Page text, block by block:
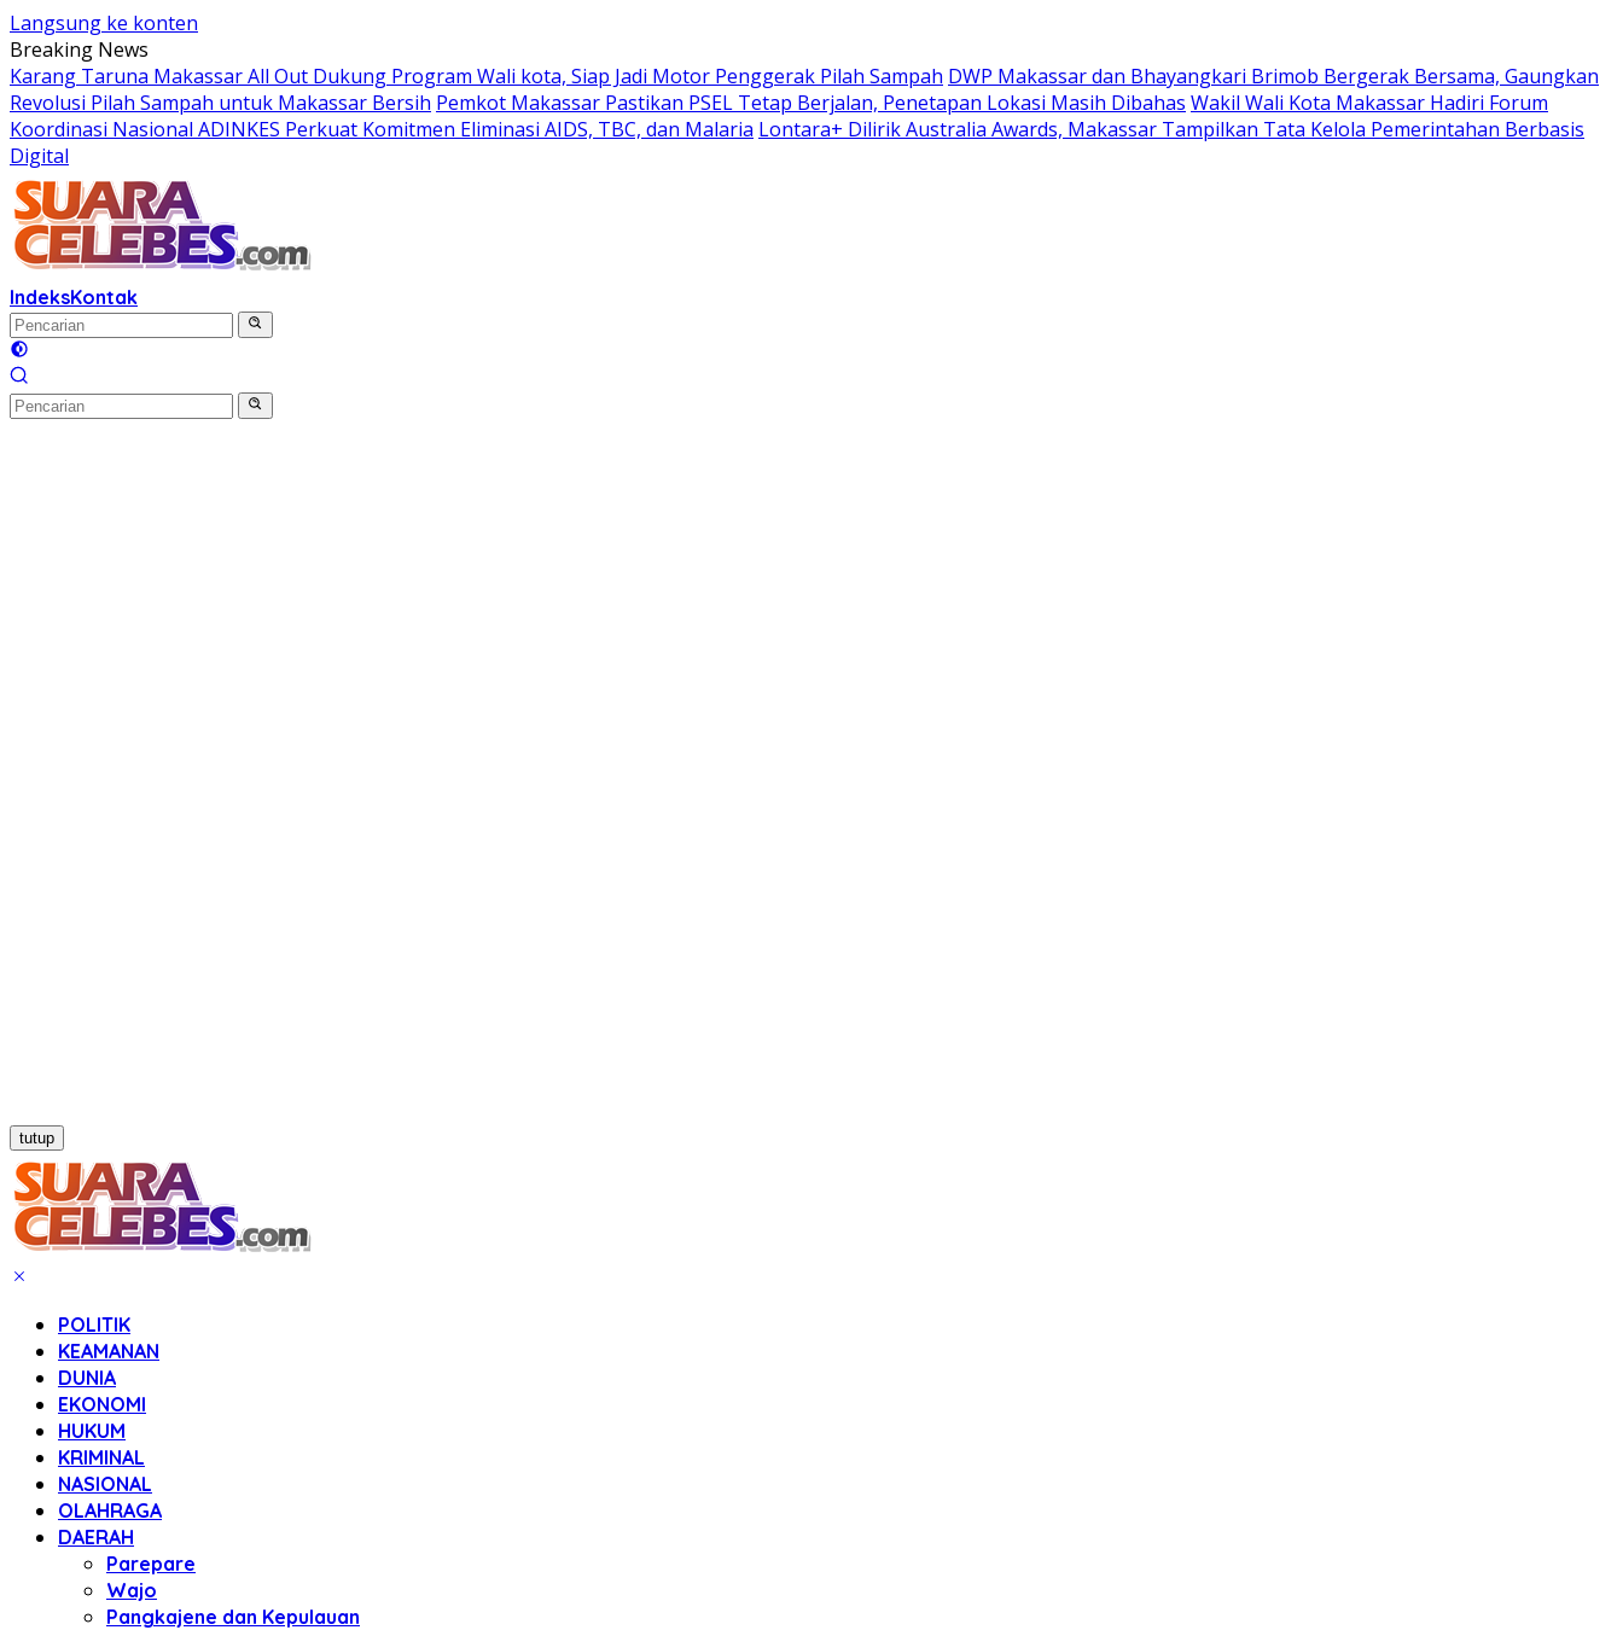
Langsung ke konten
Breaking News
Karang Taruna Makassar All Out Dukung Program Wali kota, Siap Jadi Motor Penggerak Pilah Sampah DWP Makassar dan Bhayangkari Brimob Bergerak Bersama, Gaungkan
Revolusi Pilah Sampah untuk Makassar Bersih Pemkot Makassar Pastikan PSEL Tetap Berjalan, Penetapan Lokasi Masih Dibahas Wakil Wali Kota Makassar Hadiri Forum
Koordinasi Nasional ADINKES Perkuat Komitmen Eliminasi AIDS, TBC, dan Malaria Lontara+ Dilirik Australia Awards, Makassar Tampilkan Tata Kelola Pemerintahan Berbasis
Digital
IndeksKontak
tutup
POLITIK
KEAMANAN
DUNIA
EKONOMI
HUKUM
KRIMINAL
NASIONAL
OLAHRAGA
DAERAH
Parepare
Wajo
Pangkajene dan Kepulauan